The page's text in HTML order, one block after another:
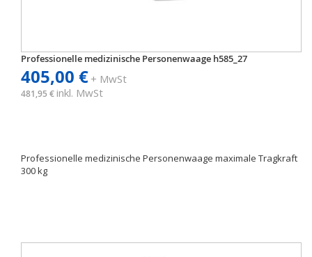
Professionelle medizinische Personenwaage h585_27
405,00 €+ MwSt
481,95 € inkl. MwSt
Professionelle medizinische Personenwaage maximale Tragkraft
300 kg